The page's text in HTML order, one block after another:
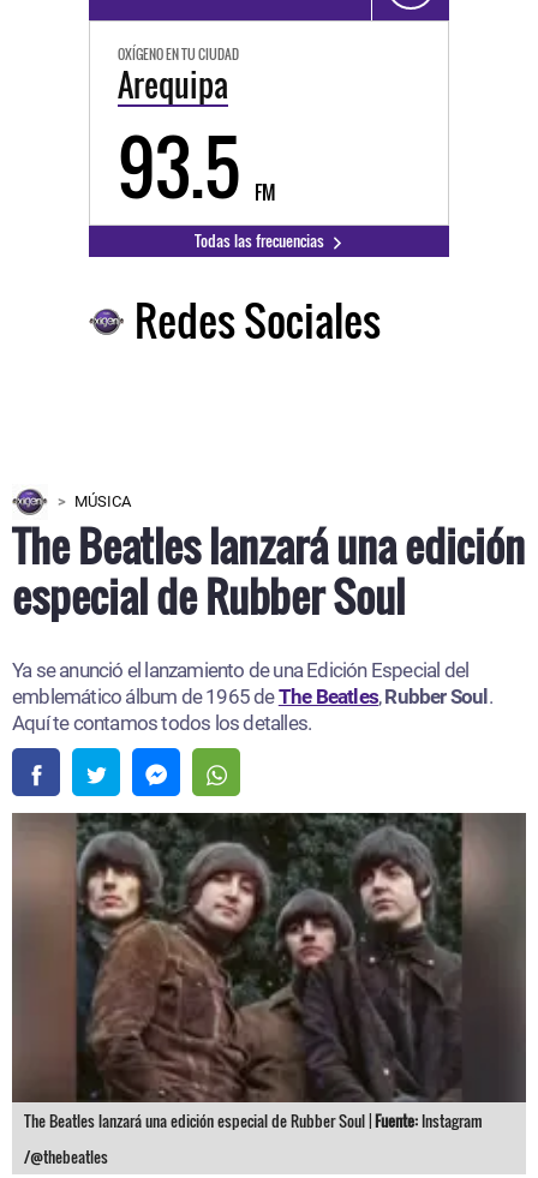
OXÍGENO EN TU CIUDAD
Arequipa
93.5 FM
Todas las frecuencias
Redes Sociales
MÚSICA
The Beatles lanzará una edición
especial de Rubber Soul
Ya se anunció el lanzamiento de una Edición Especial del
emblemático álbum de 1965 deThe Beatles,Rubber Soul .
Aquí te contamos todos los detalles.
The Beatles lanzará una edición especial de Rubber Soul |Fuente: Instagram
/@thebeatles